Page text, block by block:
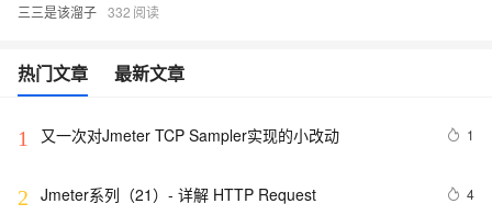
三三是该溜子 332
热门文章 最新文章
1 又一次对Jmeter TCP Sampler实现的小改动 1
2 4